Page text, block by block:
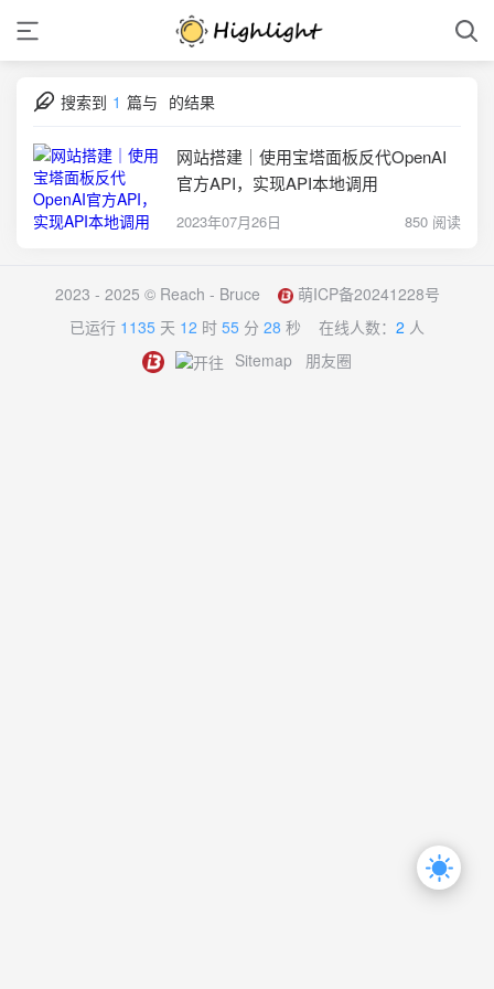
搜索到 1 篇与 的结果
网站搭建｜使用宝塔面板反代OpenAI
官方API，实现API本地调用
2023年07月26日 850 阅读
2023 - 2025 © Reach - Bruce
萌ICP备20241228号
已运行 1135 天 12 时 55 分 28 秒 在线人数： 2 人
Sitemap
朋友圈